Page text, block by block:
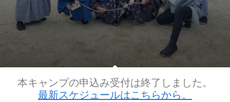
本キャンプの申込み受付は終了しました。
最新スケジュールはこちらから。